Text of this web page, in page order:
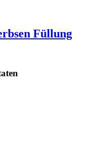
Füllung